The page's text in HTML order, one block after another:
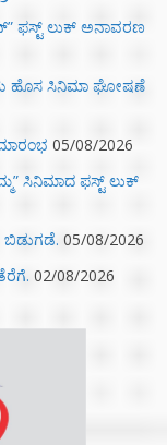
ಫಸ್ಟ್ ಲುಕ್ ಅನಾವರಣ
ಹೊಸ ಸಿನಿಮಾ ಘೋಷಣೆ
05/08/2026
ಸಿನಿಮಾದ ಫಸ್ಟ್‌ ಲುಕ್‌
ಬಿಡುಗಡೆ. 05/08/2026
02/08/2026